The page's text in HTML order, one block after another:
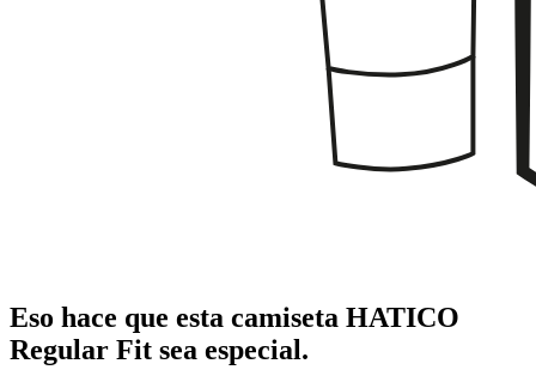
Eso hace que esta camiseta HATICO
Regular Fit sea especial.